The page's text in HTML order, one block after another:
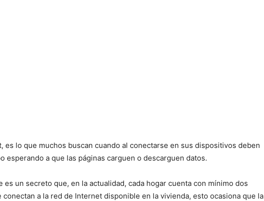
es lo que muchos buscan cuando al conectarse en sus dispositivos deben
esperando a que las páginas carguen o descarguen datos.
es un secreto que, en la actualidad, cada hogar cuenta con mínimo dos
a la red de Internet disponible en la vivienda, esto ocasiona que la